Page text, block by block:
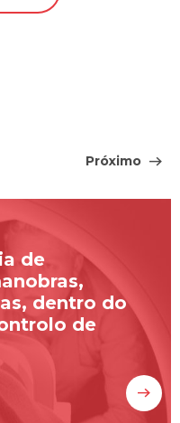
Próximo
de
dentro do
de